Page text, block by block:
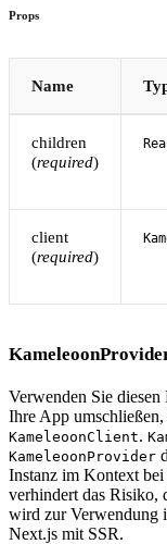
Props
Name
children
(required)
client
(required)
Verwenden Sie
Ihre App
KameleoonClient.
KameleoonProvider
Instanz im Kontext
verhindert das Risiko,
wird zur Verwendung
Next.js mit SSR.